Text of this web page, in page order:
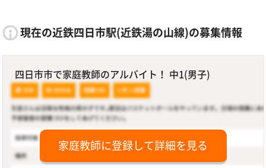
現在の近鉄四日市駅(近鉄湯の山線)の募集情報
四日市市で家庭教師のアルバイト！ 中1(男子)
家庭教師に登録して詳細を見る